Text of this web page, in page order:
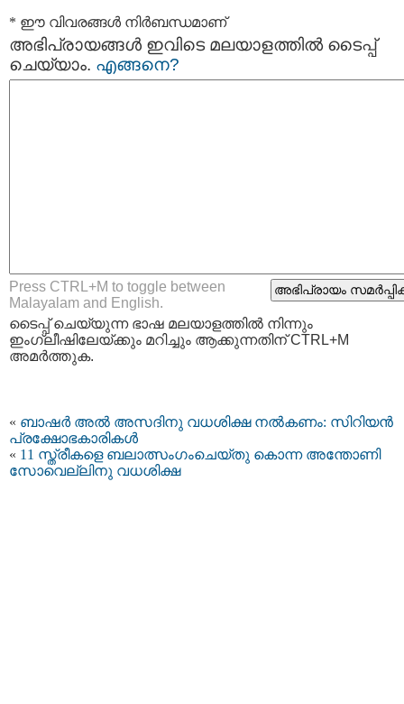
* ഈ വിവരങ്ങള്‍ നിര്‍ബന്ധമാണ്
അഭിപ്രായങ്ങള്‍ ഇവിടെ മലയാളത്തില്‍ ടൈപ്പ്
ചെയ്യാം. എങ്ങനെ?
Press CTRL+M to toggle between
Malayalam and English.
ടൈപ്പ്‌ ചെയ്യുന്ന ഭാഷ മലയാളത്തില്‍ നിന്നും
ഇംഗ്ലീഷിലേയ്ക്കും മറിച്ചും ആക്കുന്നതിന് CTRL+M
അമര്‍ത്തുക.
« ബാഷര്‍ അല്‍ അസദിനു വധശിക്ഷ നല്‍കണം: സിറിയന്‍
പ്രക്ഷോഭകാരികള്‍
« 11 സ്ത്രീകളെ ബലാത്സംഗംചെയ്തു കൊന്ന അന്തോണി
സോവെല്ലിനു വധശിക്ഷ